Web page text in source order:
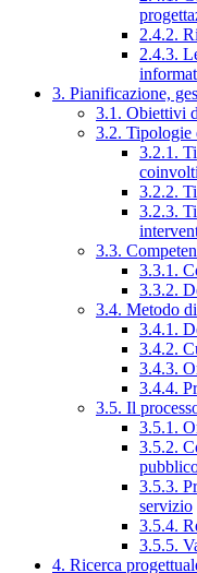
2.4.2.
2.4.3.
3. Pianificazione,
3.1. Obiettivi
3.2. Tipologie
3.2.1.
3.2.2.
3.2.3.
3.3.
3.3.1.
3.3.2.
3.4. Metodo
3.4.1.
3.4.2.
3.4.3.
3.4.4.
3.5. Il
3.5.1.
3.5.2.
3.5.3.
servizio
3.5.4.
3.5.5.
4. Ricerca